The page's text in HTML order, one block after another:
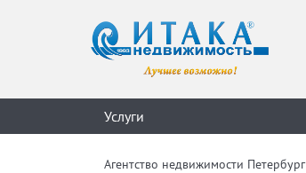
Услуги
Агентство недвижимости Петербург